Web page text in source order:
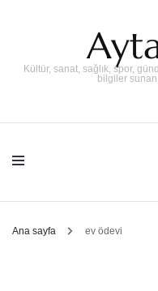
Kültür, sanat, sağlık, spor,
bilgiler
Ana sayfa ev ödevi